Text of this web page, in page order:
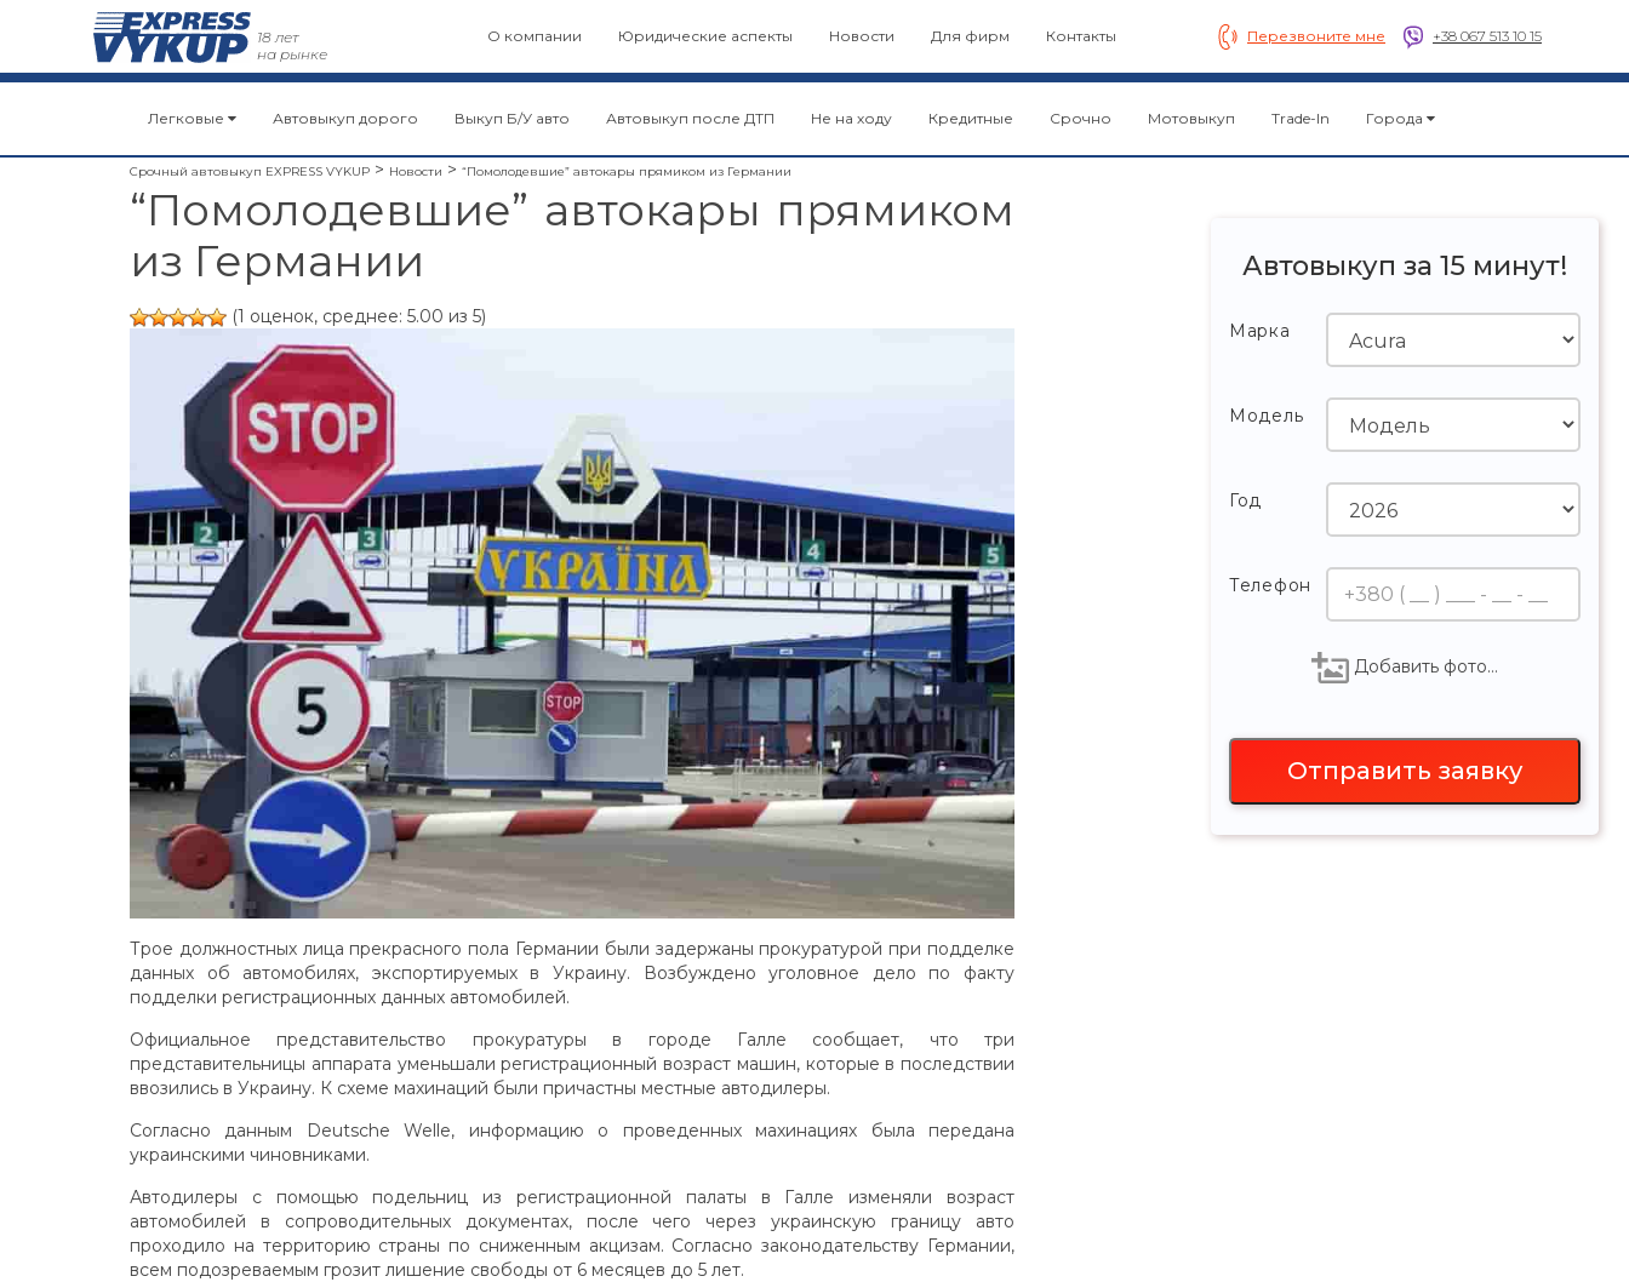
18 лет
на рынке
Перезвоните мне +38 067 513 10 15
О компании Юридические аспекты Новости Для фирм Контакты
Легковые Автовыкуп дорого Выкуп Б/У авто Автовыкуп после ДТП Не на ходу Кредитные Срочно Мотовыкуп Trade-In Города
Автовыкуп за 15 минут!
Марка
Модель
Год
Телефон
Добавить фото…
Срочный автовыкуп EXPRESS VYKUP > Новости > “Помолодевшие” автокары прямиком из Германии
“Помолодевшие” автокары прямиком
из Германии
(1 оценок, среднее: 5.00 из 5)
Трое должностных лица прекрасного пола Германии были задержаны прокуратурой при подделке
данных об автомобилях, экспортируемых в Украину. Возбуждено уголовное дело по факту
подделки регистрационных данных автомобилей.
Официальное представительство прокуратуры в городе Галле сообщает, что три
представительницы аппарата уменьшали регистрационный возраст машин, которые в последствии
ввозились в Украину. К схеме махинаций были причастны местные автодилеры.
Согласно данным Deutsche Welle, информацию о проведенных махинациях была передана
украинскими чиновниками.
Автодилеры с помощью подельниц из регистрационной палаты в Галле изменяли возраст
автомобилей в сопроводительных документах, после чего через украинскую границу авто
проходило на территорию страны по сниженным акцизам. Согласно законодательству Германии,
всем подозреваемым грозит лишение свободы от 6 месяцев до 5 лет.